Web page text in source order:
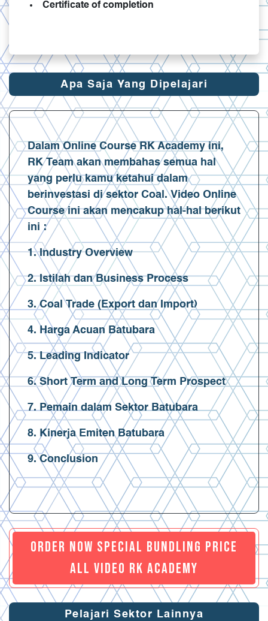
Apa Saja Yang Dipelajari
Dalam Online Course RK Academy ini,
RK Team akan membahas semua hal
yang perlu kamu ketahui dalam
berinvestasi di sektor Coal. Video Online
Course ini akan mencakup hal-hal berikut
ini :
1. Industry Overview
2. Istilah dan Business Process
3. Coal Trade (Export dan Import)
4. Harga Acuan Batubara
5. Leading Indicator
6. Short Term and Long Term Prospect
7. Pemain dalam Sektor Batubara
8. Kinerja Emiten Batubara
9. Conclusion
ORDER NOW SPECIAL BUNDLING PRICE
ALL VIDEO RK ACADEMY
Pelajari Sektor Lainnya
Certificate of completion